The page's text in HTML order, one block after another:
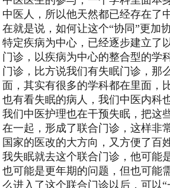
中医人，所以他天然都已经存在了
在就是说，如何让这个“协同”更加
特定疾病为中心，已经逐步建立了
门诊，以疾病为中心的整合型的学
门诊，比方说我们有失眠门诊，那
面，其实有很多的学科都在里面，
也有看失眠的病人，我们中医内科
我们中医护理也在干预失眠，把这
在一起，形成了联合门诊，这样非
国家的医改的大方向，又方便了百
我失眠就去这个联合门诊，他可能
也可能是更年期的问题，但也可能
么进入了这个联合门诊以后，可以